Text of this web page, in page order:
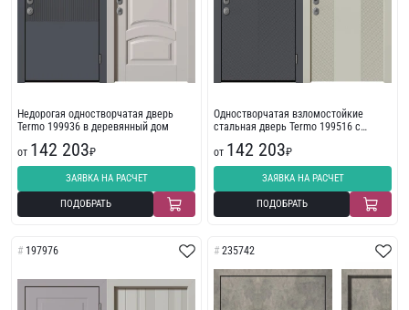
Недорогая одностворчатая дверь
Termo 199936 в деревянный дом
от 142 203₽
ЗАЯВКА НА РАСЧЕТ
ПОДОБРАТЬ
Одностворчатая взломостойкие
стальная дверь Termo 199516 с
от 142 203₽
ЗАЯВКА НА РАСЧЕТ
ПОДОБРАТЬ
197976 235742